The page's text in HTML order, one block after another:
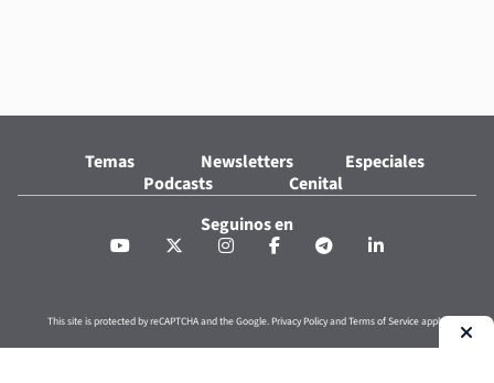
Temas Newsletters
Especiales
Podcasts
Cenital
Seguinos en
This site is protected by reCAPTCHA and the Google. Privacy PolicyandTerms of Serviceapply.